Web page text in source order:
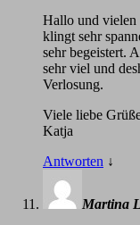
Hallo und vielen
klingt sehr
sehr begeistert.
sehr viel und
Verlosung.
Viele liebe
Katja
Antworten ↓
Martina